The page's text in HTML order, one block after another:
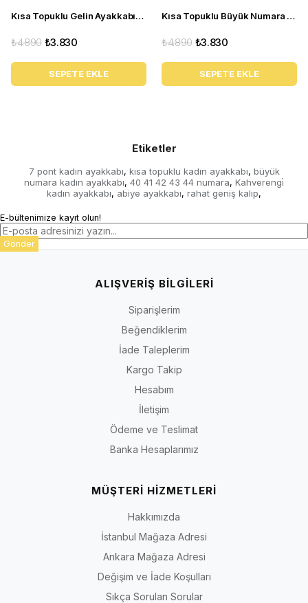
Kısa Topuklu Gelin Ayakkabısı Büyük Numara 1023 Sedef - 1023 51012 SE-SEDEF
₺3.830
₺4.890
SEPETE EKLE
Kısa Topuklu Büyük Numara Kadın Stiletto Abiye Ayakkabı 1023 Siyah - 1023 51012 siy-SİYAH
₺3.830
₺4.890
SEPETE EKLE
Etiketler
7 pont kadın ayakkabı, kısa topuklu kadın ayakkabı, büyük
numara kadın ayakkabı, 40 41 42 43 44 numara, Kahverengi̇
kadın ayakkabı, abiye ayakkabı, rahat geniş kalıp,
E-bültenimize kayıt olun!
Gönder
ALIŞVERİŞ BİLGİLERİ
Siparişlerim
Beğendiklerim
İade Taleplerim
Kargo Takip
Hesabım
İletişim
Ödeme ve Teslimat
Banka Hesaplarımız
MÜŞTERİ HİZMETLERİ
Hakkımızda
İstanbul Mağaza Adresi
Ankara Mağaza Adresi
Değişim ve İade Koşulları
Sıkça Sorulan Sorular